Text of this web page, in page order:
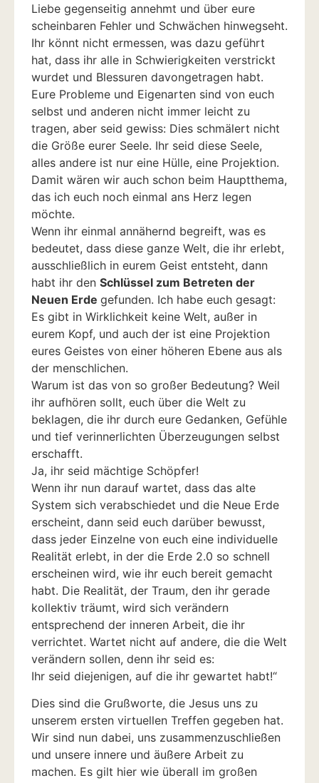
Liebe gegenseitig annehmt und über eure
scheinbaren Fehler und Schwächen hinwegseht.
Ihr könnt nicht ermessen, was dazu geführt
hat, dass ihr alle in Schwierigkeiten verstrickt
wurdet und Blessuren davongetragen habt.
Eure Probleme und Eigenarten sind von euch
selbst und anderen nicht immer leicht zu
tragen, aber seid gewiss: Dies schmälert nicht
die Größe eurer Seele. Ihr seid diese Seele,
alles andere ist nur eine Hülle, eine Projektion.
Damit wären wir auch schon beim Hauptthema,
das ich euch noch einmal ans Herz legen
möchte.
Wenn ihr einmal annähernd begreift, was es
bedeutet, dass diese ganze Welt, die ihr erlebt,
ausschließlich in eurem Geist entsteht, dann
habt ihr den Schlüssel zum Betreten der
Neuen Erde gefunden. Ich habe euch gesagt:
Es gibt in Wirklichkeit keine Welt, außer in
eurem Kopf, und auch der ist eine Projektion
eures Geistes von einer höheren Ebene aus als
der menschlichen.
Warum ist das von so großer Bedeutung? Weil
ihr aufhören sollt, euch über die Welt zu
beklagen, die ihr durch eure Gedanken, Gefühle
und tief verinnerlichten Überzeugungen selbst
erschafft.
Ja, ihr seid mächtige Schöpfer!
Wenn ihr nun darauf wartet, dass das alte
System sich verabschiedet und die Neue Erde
erscheint, dann seid euch darüber bewusst,
dass jeder Einzelne von euch eine individuelle
Realität erlebt, in der die Erde 2.0 so schnell
erscheinen wird, wie ihr euch bereit gemacht
habt. Die Realität, der Traum, den ihr gerade
kollektiv träumt, wird sich verändern
entsprechend der inneren Arbeit, die ihr
verrichtet. Wartet nicht auf andere, die die Welt
verändern sollen, denn ihr seid es:
Ihr seid diejenigen, auf die ihr gewartet habt!“
Dies sind die Grußworte, die Jesus uns zu
unserem ersten virtuellen Treffen gegeben hat.
Wir sind nun dabei, uns zusammenzuschließen
und unsere innere und äußere Arbeit zu
machen. Es gilt hier wie überall im großen